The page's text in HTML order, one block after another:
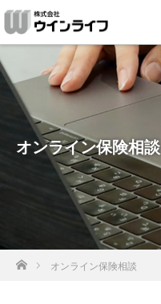
オンライン保険相談
ホーム オンライン保険相談